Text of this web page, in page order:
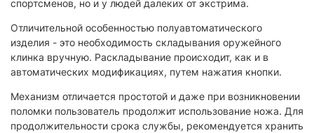
спортсменов, но и у людей далеких от экстрима.
Отличительной особенностью полуавтоматического
изделия - это необходимость складывания оружейного
клинка вручную. Раскладывание происходит, как и в
автоматических модификациях, путем нажатия кнопки.
Механизм отличается простотой и даже при возникновении
поломки пользователь продолжит использование ножа. Для
продолжительности срока службы, рекомендуется хранить